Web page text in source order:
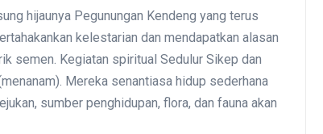
hijaunya Pegunungan Kendeng yang terus
kelestarian dan mendapatkan alasan
semen. Kegiatan spiritual Sedulur Sikep dan
Mereka senantiasa hidup sederhana
sumber penghidupan, flora, dan fauna akan